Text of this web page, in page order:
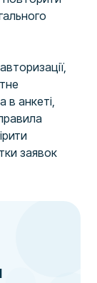
в анкеті,
заявок